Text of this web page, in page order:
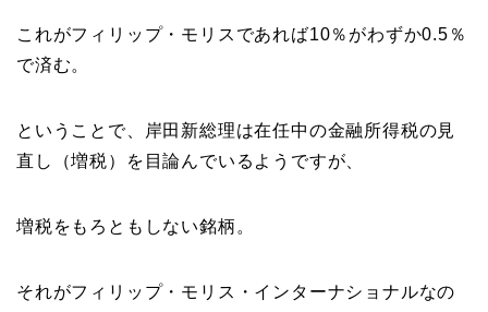
これがフィリップ・モリスであれば10％がわずか0.5％
で済む。
ということで、岸田新総理は在任中の金融所得税の見
直し（増税）を目論んでいるようですが、
増税をもろともしない銘柄。
それがフィリップ・モリス・インターナショナルなの